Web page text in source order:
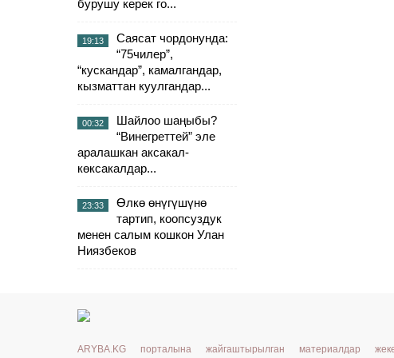
бурушу керек го...
19:13
Саясат чордонунда:
“75чилер”,
“кускандар”, камалгандар,
кызматтан куулгандар...
00:32
Шайлоо шаңыбы?
“Винегреттей” эле
аралашкан аксакал-
көксакалдар...
23:33
Өлкө өнүгүшүнө
тартип, коопсуздук
менен салым кошкон Улан
Ниязбеков
ARYBA.KG порталына жайгаштырылган материалдар